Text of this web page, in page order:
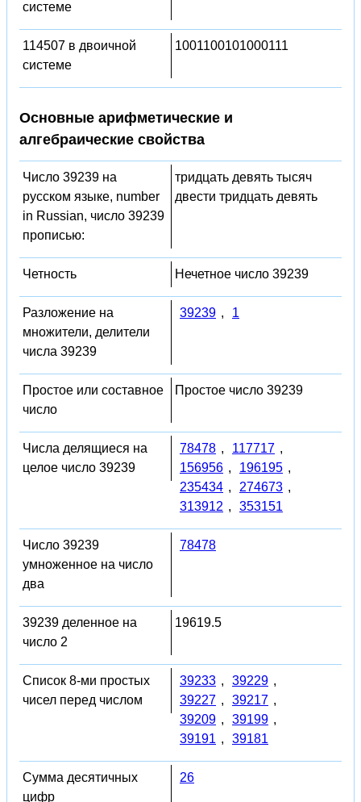
системе
114507 в двоичной
системе
1001100101000111
Основные арифметические и
алгебраические свойства
Число 39239 на
русском языке, number
in Russian, число 39239
прописью:
тридцать девять тысяч
двести тридцать девять
Четность Нечетное число 39239
Разложение на
множители, делители
числа 39239
39239 , 1
Простое или составное
число
Простое число 39239
Числа делящиеся на
целое число 39239
78478 , 117717 ,
156956 , 196195 ,
235434 , 274673 ,
313912 , 353151
Число 39239
умноженное на число
два
78478
39239 деленное на
число 2
19619.5
Список 8-ми простых
чисел перед числом
39233 , 39229 ,
39227 , 39217 ,
39209 , 39199 ,
39191 , 39181
Сумма десятичных
цифр
26